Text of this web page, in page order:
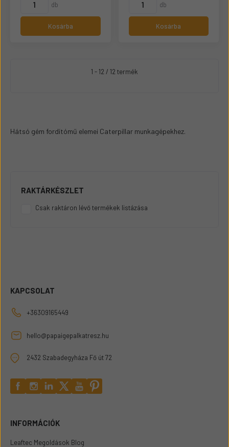
db
Kosárba
db
Kosárba
1 - 12 / 12 termék
Hátsó gém fordítómű elemei Caterpillar munkagépekhez.
RAKTÁRKÉSZLET
Csak raktáron lévő termékek listázása
KAPCSOLAT
+36309165449
hello@papaigepalkatresz.hu
2432 Szabadegyháza Fő út 72
INFORMÁCIÓK
Leaftec Megoldások Blog